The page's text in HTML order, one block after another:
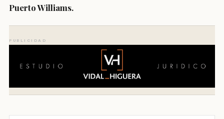
Puerto Williams.
PUBLICIDAD